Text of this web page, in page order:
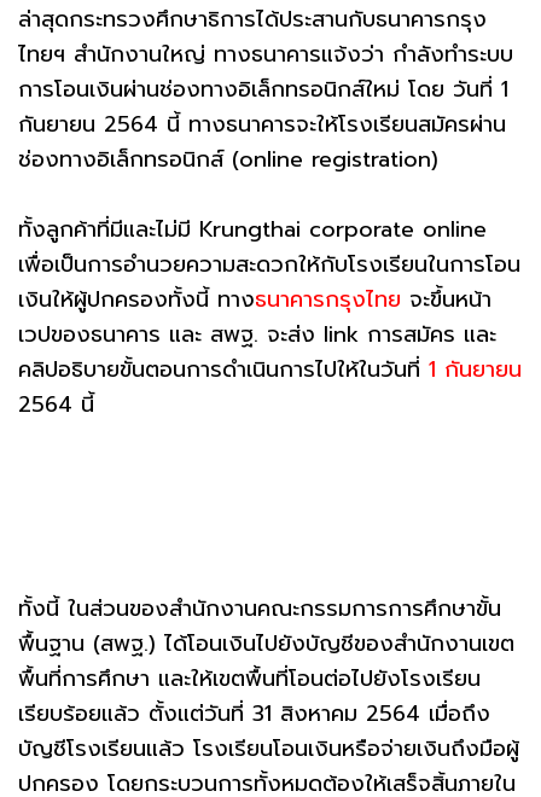
ล่าสุดกระทรวงศึกษาธิการได้ประสานกับธนาคารกรุง
ไทยฯ สำนักงานใหญ่ ทางธนาคารแจ้งว่า กำลังทำระบบ
การโอนเงินผ่านช่องทางอิเล็กทรอนิกส์ใหม่ โดย วันที่ 1
กันยายน 2564 นี้ ทางธนาคารจะให้โรงเรียนสมัครผ่าน
ช่องทางอิเล็กทรอนิกส์ (online registration)
ทั้งลูกค้าที่มีและไม่มี Krungthai corporate online
เพื่อเป็นการอำนวยความสะดวกให้กับโรงเรียนในการโอน
เงินให้ผู้ปกครองทั้งนี้ ทางธนาคารกรุงไทย จะขึ้นหน้า
เวปของธนาคาร และ สพฐ. จะส่ง link การสมัคร และ
คลิปอธิบายขั้นตอนการดำเนินการไปให้ในวันที่ 1 กันยายน
2564 นี้
ทั้งนี้ ในส่วนของสำนักงานคณะกรรมการการศึกษาขั้น
พื้นฐาน (สพฐ.) ได้โอนเงินไปยังบัญชีของสำนักงานเขต
พื้นที่การศึกษา และให้เขตพื้นที่โอนต่อไปยังโรงเรียน
เรียบร้อยแล้ว ตั้งแต่วันที่ 31 สิงหาคม 2564 เมื่อถึง
บัญชีโรงเรียนแล้ว โรงเรียนโอนเงินหรือจ่ายเงินถึงมือผู้
ปกครอง โดยกระบวนการทั้งหมดต้องให้เสร็จสิ้นภายใน